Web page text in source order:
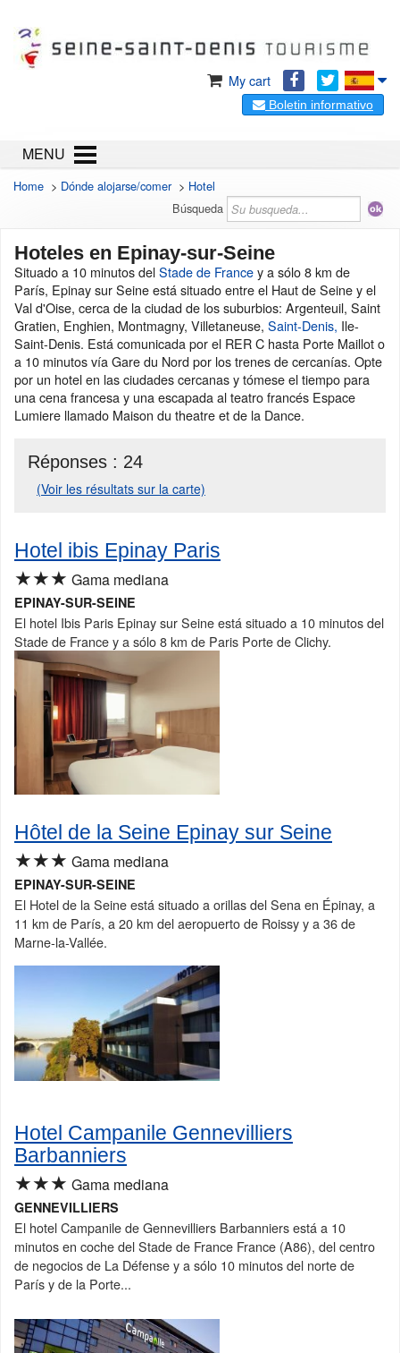
My cart
Boletin informativo
MENU
Home > Dónde alojarse/comer> Hotel
Búsqueda
Hoteles en Epinay-sur-Seine
Situado a 10 minutos delStade de Francey a sólo 8 km de
París, Epinay sur Seine está situado entre el Haut de Seine y el
Val d'Oise, cerca de la ciudad de los suburbios: Argenteuil, Saint
Gratien, Enghien, Montmagny, Villetaneuse, Saint-Denis, Ile-
Saint-Denis. Está comunicada por el RER C hasta Porte Maillot o
a 10 minutos vía Gare du Nord por los trenes de cercanías. Opte
por un hotel en las ciudades cercanas y tómese el tiempo para
una cena francesa y una escapada al teatro francés Espace
Lumiere llamado Maison du theatre et de la Dance.
Réponses : 24
(Voir les résultats sur la carte)
Hotel ibis Epinay Paris
★★★ Gama mediana
EPINAY-SUR-SEINE
El hotel Ibis Paris Epinay sur Seine está situado a 10 minutos del
Stade de France y a sólo 8 km de Paris Porte de Clichy.
Hôtel de la Seine Epinay sur Seine
★★★ Gama mediana
EPINAY-SUR-SEINE
El Hotel de la Seine está situado a orillas del Sena en Épinay, a
11 km de París, a 20 km del aeropuerto de Roissy y a 36 de
Marne-la-Vallée.
Hotel Campanile Gennevilliers
Barbanniers
★★★ Gama mediana
GENNEVILLIERS
El hotel Campanile de Gennevilliers Barbanniers está a 10
minutos en coche del Stade de France France (A86), del centro
de negocios de La Défense y a sólo 10 minutos del norte de
París y de la Porte...